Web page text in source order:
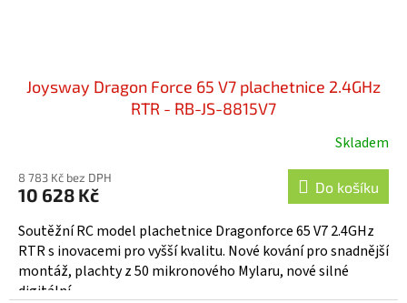
Joysway Dragon Force 65 V7 plachetnice 2.4GHz
RTR - RB-JS-8815V7
Skladem
8 783 Kč bez DPH
10 628 Kč Do košíku
Soutěžní RC model plachetnice Dragonforce 65 V7 2.4GHz
RTR s inovacemi pro vyšší kvalitu. Nové kování pro snadnější
montáž, plachty z 50 mikronového Mylaru, nové silné
digitální...